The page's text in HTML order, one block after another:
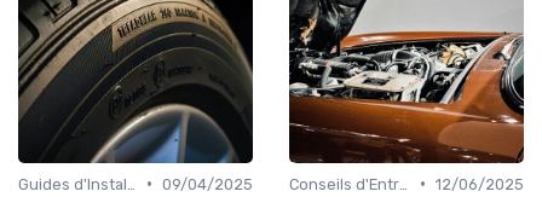
• 09/04/2025
• 12/06/2025